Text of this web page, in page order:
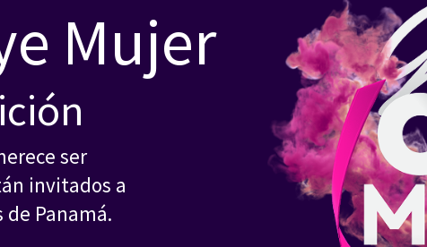
Mujer
ser
invitados a
Panamá.